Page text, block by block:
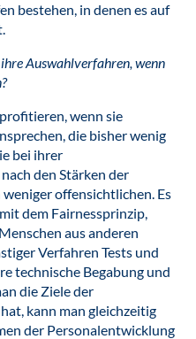
bestehen, in denen es auf
Auswahlverfahren, wenn
wenn sie
die bisher wenig
bei ihrer
den Stärken der
offensichtlichen. Es
dem Fairnessprinzip,
aus anderen
Verfahren Tests und
technische Begabung und
die Ziele der
kann man gleichzeitig
der Personalentwicklung